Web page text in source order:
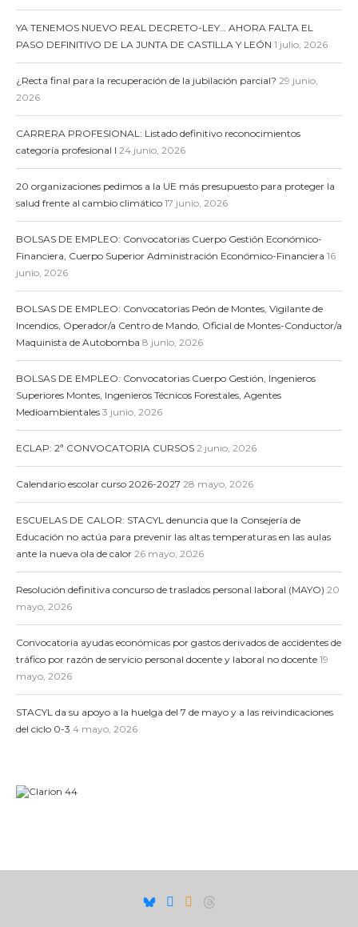
YA TENEMOS NUEVO REAL DECRETO-LEY… AHORA FALTA EL
PASO DEFINITIVO DE LA JUNTA DE CASTILLA Y LEÓN 1 julio, 2026
¿Recta final para la recuperación de la jubilación parcial? 29 junio,
2026
CARRERA PROFESIONAL: Listado definitivo reconocimientos
categoría profesional I 24 junio, 2026
20 organizaciones pedimos a la UE más presupuesto para proteger la
salud frente al cambio climático 17 junio, 2026
BOLSAS DE EMPLEO: Convocatorias Cuerpo Gestión Económico-
Financiera, Cuerpo Superior Administración Económico-Financiera 16
junio, 2026
BOLSAS DE EMPLEO: Convocatorias Peón de Montes, Vigilante de
Incendios, Operador/a Centro de Mando, Oficial de Montes-Conductor/a
Maquinista de Autobomba 8 junio, 2026
BOLSAS DE EMPLEO: Convocatorias Cuerpo Gestión, Ingenieros
Superiores Montes, Ingenieros Técnicos Forestales, Agentes
Medioambientales 3 junio, 2026
ECLAP: 2ª CONVOCATORIA CURSOS 2 junio, 2026
Calendario escolar curso 2026-2027 28 mayo, 2026
ESCUELAS DE CALOR: STACYL denuncia que la Consejería de
Educación no actúa para prevenir las altas temperaturas en las aulas
ante la nueva ola de calor 26 mayo, 2026
Resolución definitiva concurso de traslados personal laboral (MAYO) 20
mayo, 2026
Convocatoria ayudas económicas por gastos derivados de accidentes de
tráfico por razón de servicio personal docente y laboral no docente 19
mayo, 2026
STACYL da su apoyo a la huelga del 7 de mayo y a las reivindicaciones
del ciclo 0-3 4 mayo, 2026